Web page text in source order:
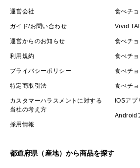
運営会社
ガイド/お問い合わせ
運営からのお知らせ
利用規約
プライバシーポリシー
特定商取引法
カスタマーハラスメントに対する
当社の考え方
採用情報
食べチ
Vivid
食べチ
食べチ
食べチ
食べチ
iOSアプ
Android
都道府県（産地）から商品を探す